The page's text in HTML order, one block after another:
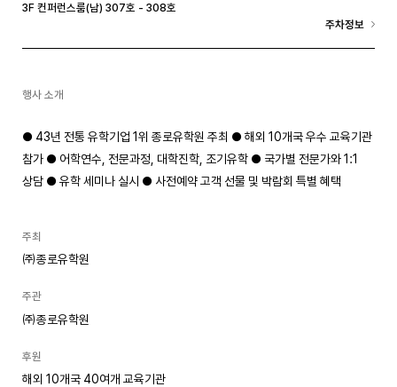
3F 컨퍼런스룸(남) 307호 - 308호
주차정보
행사 소개
● 43년 전통 유학기업 1위 종로유학원 주최 ● 해외 10개국 우수 교육기관
참가 ● 어학연수, 전문과정, 대학진학, 조기유학 ● 국가별 전문가와 1:1
상담 ● 유학 세미나 실시 ● 사전예약 고객 선물 및 박람회 특별 혜택
주최
㈜종로유학원
주관
㈜종로유학원
후원
해외 10개국 40여개 교육기관